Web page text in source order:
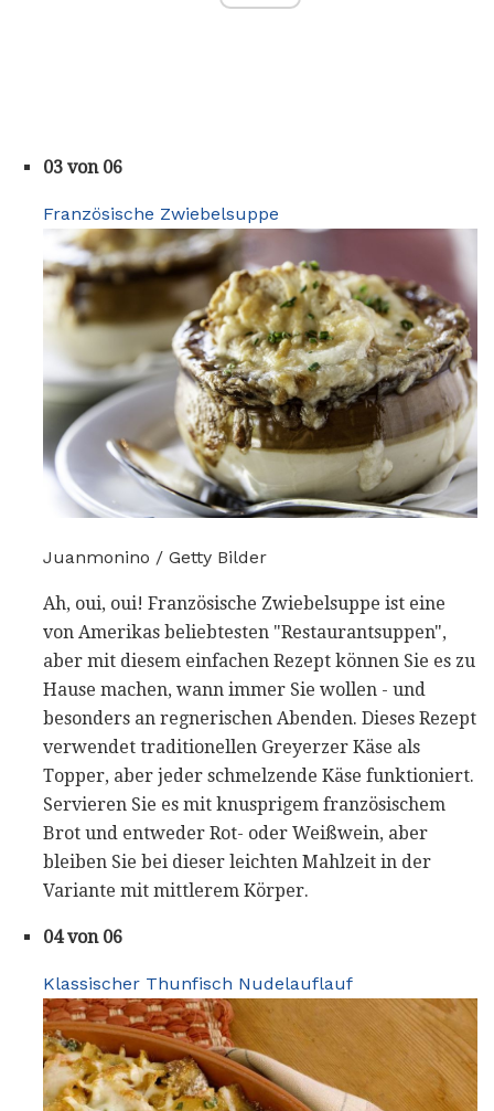
03 von 06
Französische Zwiebelsuppe
Juanmonino / Getty Bilder
Ah, oui, oui! Französische Zwiebelsuppe ist eine
von Amerikas beliebtesten "Restaurantsuppen",
aber mit diesem einfachen Rezept können Sie es zu
Hause machen, wann immer Sie wollen - und
besonders an regnerischen Abenden. Dieses Rezept
verwendet traditionellen Greyerzer Käse als
Topper, aber jeder schmelzende Käse funktioniert.
Servieren Sie es mit knusprigem französischem
Brot und entweder Rot- oder Weißwein, aber
bleiben Sie bei dieser leichten Mahlzeit in der
Variante mit mittlerem Körper.
04 von 06
Klassischer Thunfisch Nudelauflauf